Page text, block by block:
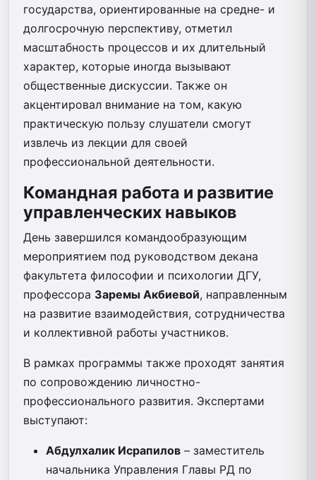
государства, ориентированные на средне- и
долгосрочную перспективу, отметил
масштабность процессов и их длительный
характер, которые иногда вызывают
общественные дискуссии. Также он
акцентировал внимание на том, какую
практическую пользу слушатели смогут
извлечь из лекции для своей
профессиональной деятельности.
Командная работа и развитие
управленческих навыков
День завершился командообразующим
мероприятием под руководством декана
факультета философии и психологии ДГУ,
профессора Заремы Акбиевой, направленным
на развитие взаимодействия, сотрудничества
и коллективной работы участников.
В рамках программы также проходят занятия
по сопровождению личностно-
профессионального развития. Экспертами
выступают:
Абдулхалик Исрапилов – заместитель
начальника Управления Главы РД по